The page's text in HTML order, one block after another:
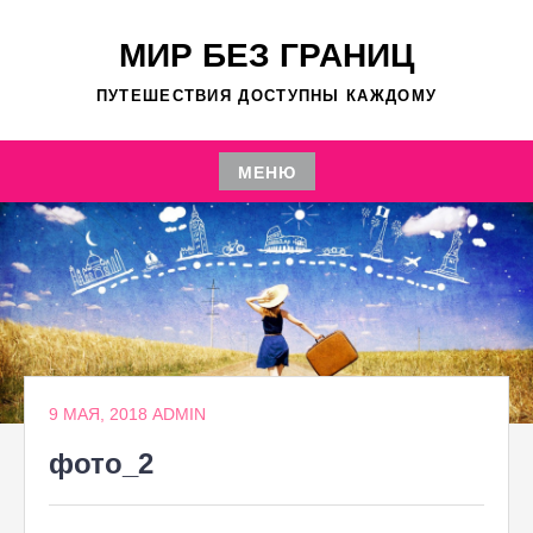
МИР БЕЗ ГРАНИЦ
ПУТЕШЕСТВИЯ ДОСТУПНЫ КАЖДОМУ
МЕНЮ
Перейти
к
содержимому
9 МАЯ, 2018 ADMIN
фото_2